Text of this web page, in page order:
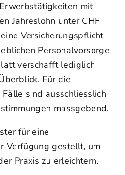
mit
Jahreslohn unter CHF
Versicherungspflicht
Personalvorsorge
verschafft lediglich
Für die
sind ausschliesslich
massgebend.
für eine
Verfügung gestellt, um
Praxis zu erleichtern.